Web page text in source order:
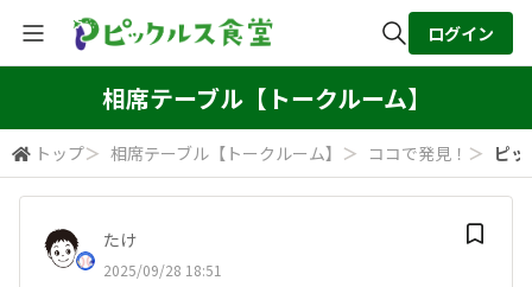
全体検索
検索
ログイン
相席テーブル【トークルーム】
トップ＞ 相席テーブル【トークルーム】 ＞ ココで発見！ ＞ ピ
たけ
2025/09/28 18:51